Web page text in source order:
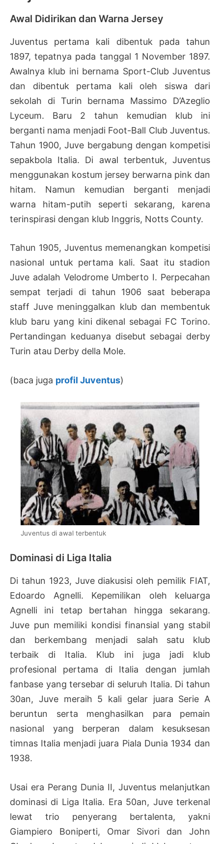
Awal Didirikan dan Warna Jersey
Juventus pertama kali dibentuk pada tahun
1897, tepatnya pada tanggal 1 November 1897.
Awalnya klub ini bernama Sport-Club Juventus
dan dibentuk pertama kali oleh siswa dari
sekolah di Turin bernama Massimo D’Azeglio
Lyceum. Baru 2 tahun kemudian klub ini
berganti nama menjadi Foot-Ball Club Juventus.
Tahun 1900, Juve bergabung dengan kompetisi
sepakbola Italia. Di awal terbentuk, Juventus
menggunakan kostum jersey berwarna pink dan
hitam. Namun kemudian berganti menjadi
warna hitam-putih seperti sekarang, karena
terinspirasi dengan klub Inggris, Notts County.
Tahun 1905, Juventus memenangkan kompetisi
nasional untuk pertama kali. Saat itu stadion
Juve adalah Velodrome Umberto I. Perpecahan
sempat terjadi di tahun 1906 saat beberapa
staff Juve meninggalkan klub dan membentuk
klub baru yang kini dikenal sebagai FC Torino.
Pertandingan keduanya disebut sebagai derby
Turin atau Derby della Mole.
(baca juga profil Juventus)
Juventus di awal terbentuk
Dominasi di Liga Italia
Di tahun 1923, Juve diakusisi oleh pemilik FIAT,
Edoardo Agnelli. Kepemilikan oleh keluarga
Agnelli ini tetap bertahan hingga sekarang.
Juve pun memiliki kondisi finansial yang stabil
dan berkembang menjadi salah satu klub
terbaik di Italia. Klub ini juga jadi klub
profesional pertama di Italia dengan jumlah
fanbase yang tersebar di seluruh Italia. Di tahun
30an, Juve meraih 5 kali gelar juara Serie A
beruntun serta menghasilkan para pemain
nasional yang berperan dalam kesuksesan
timnas Italia menjadi juara Piala Dunia 1934 dan
1938.
Usai era Perang Dunia II, Juventus melanjutkan
dominasi di Liga Italia. Era 50an, Juve terkenal
lewat trio penyerang bertalenta, yakni
Giampiero Boniperti, Omar Sivori dan John